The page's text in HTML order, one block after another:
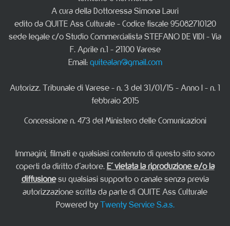
A cura della Dottoressa Simona Lauri
edito da QUITE Ass Culturale - Codice fiscale 95082710120
sede legale c/o Studio Commercialista STEFANO DE VIDI - Via
F. Aprile n.1 - 21100 Varese
Email: quitealan@gmail.com
Autorizz. Tribunale di Varese - n. 3 del 31/01/15 - Anno I - n. 1
febbraio 2015
Concessione n. 473 del Ministero delle Comunicazioni
Immagini, filmati e qualsiasi contenuto di questo sito sono
coperti da diritto d'autore. E' vietata la riproduzione e/o la
diffusionesu qualsiasi supporto o canale senza previa
autorizzazione scritta da parte di QUITE Ass Culturale
Powered by Twenty Service S.a.s.